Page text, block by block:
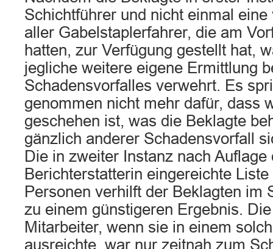
Schichtführer und nicht einmal
aller Gabelstaplerfahrer, die am
hatten, zur Verfügung gestellt hat,
jegliche weitere eigene Ermittlung
Schadensvorfalles verwehrt. Es
genommen nicht mehr dafür, dass
geschehen ist, was die Beklagte
gänzlich anderer Schadensvorfall
Die in zweiter Instanz nach Auflage
Berichterstatterin eingereichte
Personen verhilft der Beklagten im
zu einem günstigeren Ergebnis.
Mitarbeiter, wenn sie in einem
ausreichte, war nur zeitnah zum